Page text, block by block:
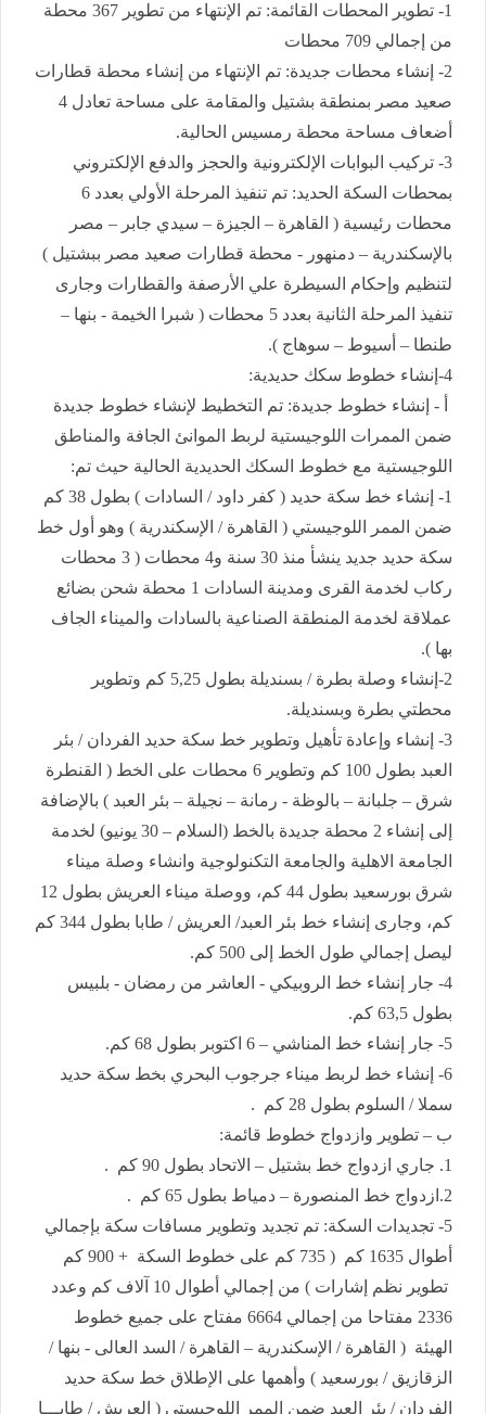
1- تطوير المحطات القائمة: تم الإنتهاء من تطوير 367 محطة
من إجمالي 709 محطات
2- إنشاء محطات جديدة: تم الإنتهاء من إنشاء محطة قطارات
صعيد مصر بمنطقة بشتيل والمقامة على مساحة تعادل 4
أضعاف مساحة محطة رمسيس الحالية.
3- تركيب البوابات الإلكترونية والحجز والدفع الإلكتروني
بمحطات السكة الحديد: تم تنفيذ المرحلة الأولي بعدد 6
محطات رئيسية ( القاهرة – الجيزة – سيدي جابر – مصر
بالإسكندرية – دمنهور - محطة قطارات صعيد مصر ببشتيل )
لتنظيم وإحكام السيطرة علي الأرصفة والقطارات وجارى
تنفيذ المرحلة الثانية بعدد 5 محطات ( شبرا الخيمة - بنها –
طنطا – أسيوط – سوهاج ).
4-إنشاء خطوط سكك حديدية:
أ - إنشاء خطوط جديدة: تم التخطيط لإنشاء خطوط جديدة
ضمن الممرات اللوجيستية لربط الموانئ الجافة والمناطق
اللوجيستية مع خطوط السكك الحديدية الحالية حيث تم:
1- إنشاء خط سكة حديد ( كفر داود / السادات ) بطول 38 كم
ضمن الممر اللوجيستي ( القاهرة / الإسكندرية ) وهو أول خط
سكة حديد جديد ينشأ منذ 30 سنة و4 محطات ( 3 محطات
ركاب لخدمة القرى ومدينة السادات 1 محطة شحن بضائع
عملاقة لخدمة المنطقة الصناعية بالسادات والميناء الجاف
بها ).
2-إنشاء وصلة بطرة / بسنديلة بطول 5,25 كم وتطوير
محطتي بطرة وبسنديلة.
3- إنشاء وإعادة تأهيل وتطوير خط سكة حديد الفردان / بئر
العبد بطول 100 كم وتطوير 6 محطات على الخط ( القنطرة
شرق – جلبانة – بالوظة - رمانة – نجيلة – بئر العبد ) بالإضافة
إلى إنشاء 2 محطة جديدة بالخط (السلام – 30 يونيو) لخدمة
الجامعة الاهلية والجامعة التكنولوجية وانشاء وصلة ميناء
شرق بورسعيد بطول 44 كم، ووصلة ميناء العريش بطول 12
كم، وجارى إنشاء خط بئر العبد/ العريش / طابا بطول 344 كم
ليصل إجمالي طول الخط إلى 500 كم.
4- جار إنشاء خط الروبيكي - العاشر من رمضان - بلبيس
بطول 63,5 كم.
5- جار إنشاء خط المناشي – 6 اكتوبر بطول 68 كم.
6- إنشاء خط لربط ميناء جرجوب البحري بخط سكة حديد
سملا / السلوم بطول 28 كم .
ب – تطوير وازدواج خطوط قائمة:
1. جاري ازدواج خط بشتيل – الاتحاد بطول 90 كم .
2.ازدواج خط المنصورة – دمياط بطول 65 كم .
5- تجديدات السكة: تم تجديد وتطوير مسافات سكة بإجمالي
أطوال 1635 كم ( 735 كم على خطوط السكة + 900 كم
تطوير نظم إشارات ) من إجمالي أطوال 10 آلاف كم وعدد
2336 مفتاحا من إجمالي 6664 مفتاح على جميع خطوط
الهيئة ( القاهرة / الإسكندرية – القاهرة / السد العالى - بنها /
الزقازيق / بورسعيد ) وأهمها على الإطلاق خط سكة حديد
الفردان / بئر العبد ضمن الممر اللوجيستي ( العريش / طابـــا